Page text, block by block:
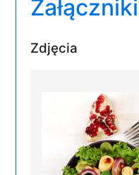
Załączniki
Zdjęcia